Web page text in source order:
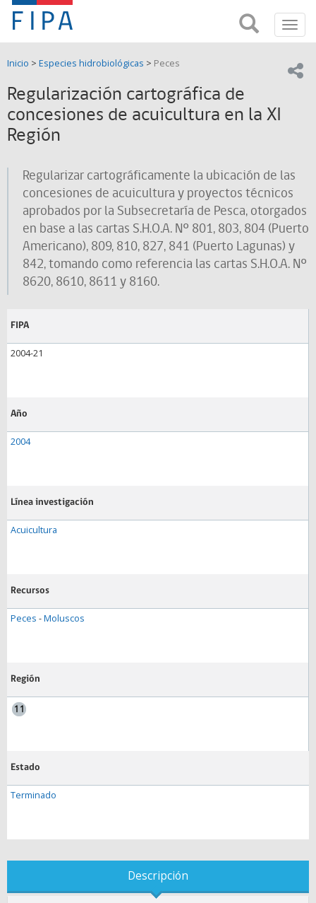
Fondo
de
Investigación
Pesquera
y
Acuicultura
(FIPA)-
SUBPESCA
FIPA;
Fondo
Investigación
y
de
Acuicultira
Inicio > Especies hidrobiológicas > Peces
Regularización cartográfica de
concesiones de acuicultura en la XI
Región
Regularizar cartográficamente la ubicación de las
concesiones de acuicultura y proyectos técnicos
aprobados por la Subsecretaría de Pesca, otorgados
en base a las cartas S.H.O.A. Nº 801, 803, 804 (Puerto
Americano), 809, 810, 827, 841 (Puerto Lagunas) y
842, tomando como referencia las cartas S.H.O.A. Nº
8620, 8610, 8611 y 8160.
FIPA
2004-21
Año
2004
Línea investigación
Acuicultura
Recursos
Peces -Moluscos
Región
Estado
Terminado
Descripción